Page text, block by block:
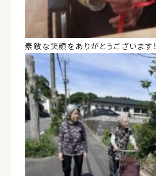
素敵な笑顔をありがとうございます！